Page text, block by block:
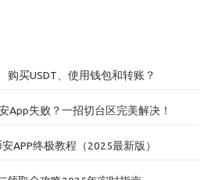
购买USDT、使用钱包和转账？
App失败？一招切台区完美解决！
APP终极教程（2025最新版）